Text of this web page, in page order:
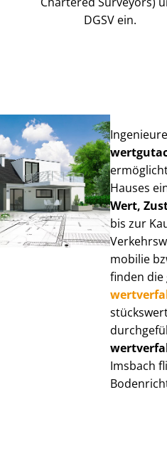
DGSV ein.
Hauses
Wert,
bis zur
mo­bi­lie
finden die
Imsbach